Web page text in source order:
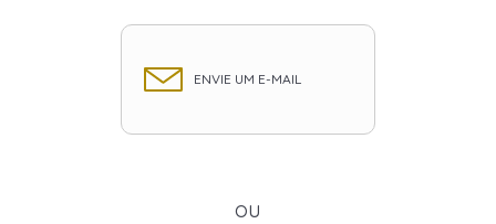
ENVIE UM E-MAIL
ou